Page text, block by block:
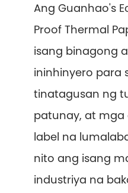
Ang Guanhao's
Proof Thermal
isang binagong
ininhinyero para
tinatagusan ng
patunay, at
label na
nito ang isang
industriya na